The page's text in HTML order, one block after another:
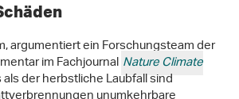
argumentiert ein Forschungsteam der
im FachjournalNature Climate
als der herbstliche Laubfall sind